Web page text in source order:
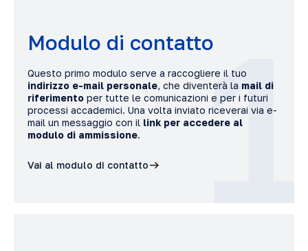
1
Modulo di contatto
Questo primo modulo serve a raccogliere il tuo
indirizzo e-mail personale, che diventerà la mail di
riferimento per tutte le comunicazioni e per i futuri
processi accademici. Una volta inviato riceverai via e-
mail un messaggio con il link per accedere al
modulo di ammissione.
Vai al modulo di contatto